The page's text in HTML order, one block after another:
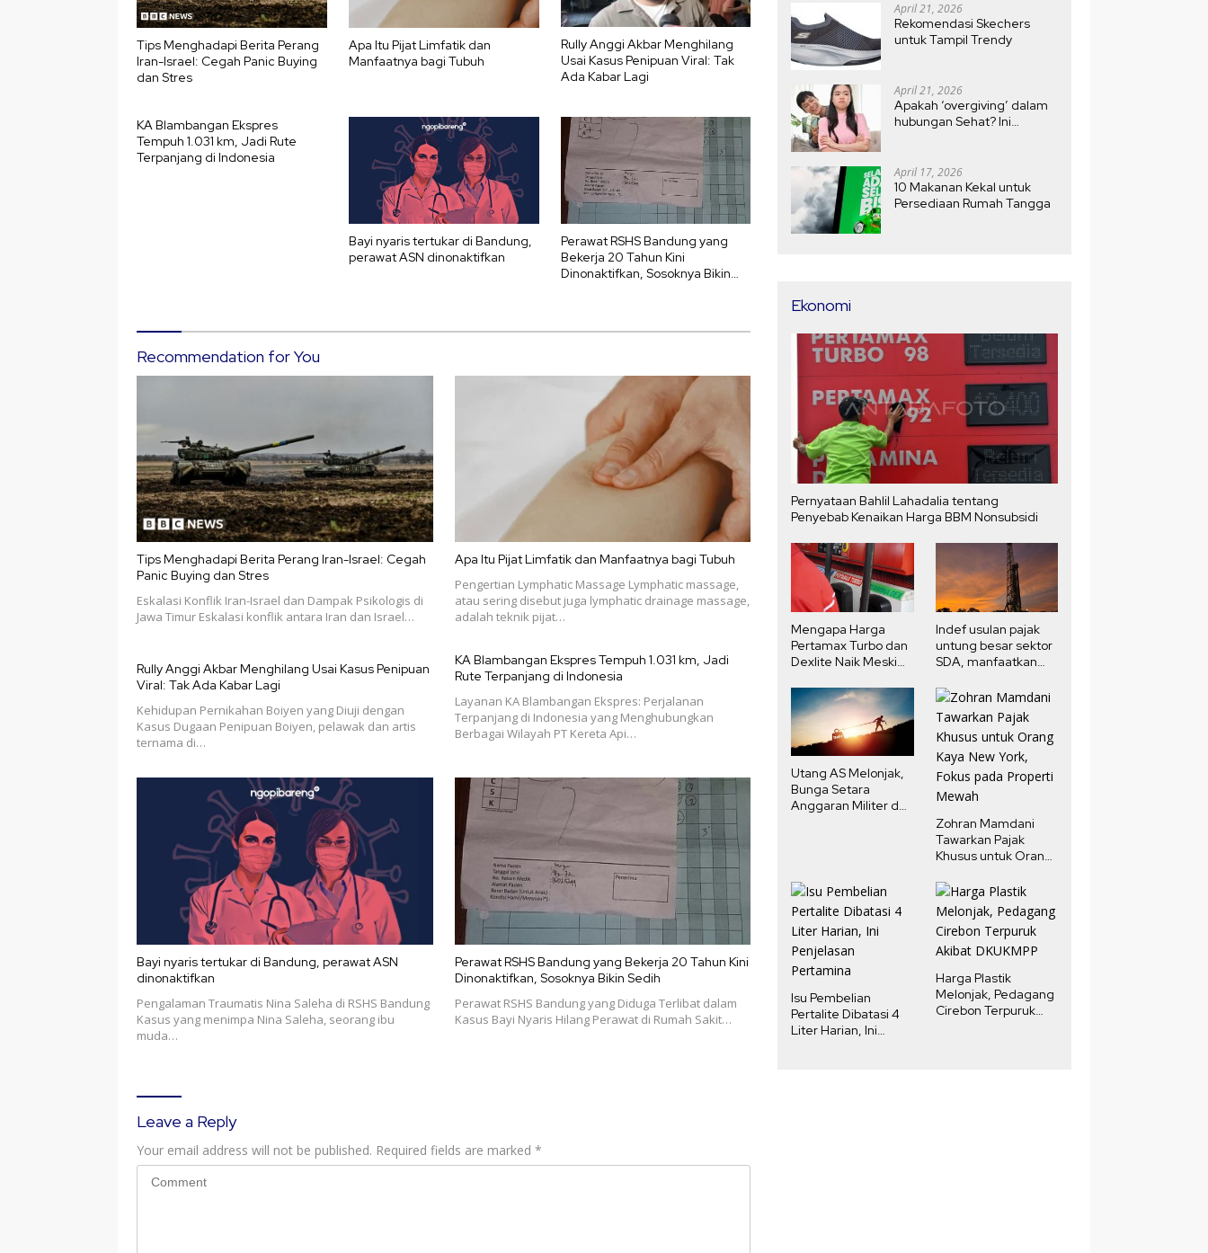
Tips Menghadapi Berita Perang
Iran-Israel: Cegah Panic Buying
dan Stres
Apa Itu Pijat Limfatik dan
Manfaatnya bagi Tubuh
Rully Anggi Akbar Menghilang
Usai Kasus Penipuan Viral: Tak
Ada Kabar Lagi
KA Blambangan Ekspres
Tempuh 1.031 km, Jadi Rute
Terpanjang di Indonesia
Bayi nyaris tertukar di Bandung,
perawat ASN dinonaktifkan
Perawat RSHS Bandung yang
Bekerja 20 Tahun Kini
Dinonaktifkan, Sosoknya Bikin
Recommendation for You
Tips Menghadapi Berita Perang Iran-Israel: Cegah
Panic Buying dan Stres
Eskalasi Konflik Iran-Israel dan Dampak Psikologis di
Jawa Timur Eskalasi konflik antara Iran dan Israel…
Apa Itu Pijat Limfatik dan Manfaatnya bagi Tubuh
Pengertian Lymphatic Massage Lymphatic massage,
atau sering disebut juga lymphatic drainage massage,
adalah teknik pijat…
Rully Anggi Akbar Menghilang Usai Kasus Penipuan
Viral: Tak Ada Kabar Lagi
Kehidupan Pernikahan Boiyen yang Diuji dengan
Kasus Dugaan Penipuan Boiyen, pelawak dan artis
ternama di…
KA Blambangan Ekspres Tempuh 1.031 km, Jadi
Rute Terpanjang di Indonesia
Layanan KA Blambangan Ekspres: Perjalanan
Terpanjang di Indonesia yang Menghubungkan
Berbagai Wilayah PT Kereta Api…
Bayi nyaris tertukar di Bandung, perawat ASN
dinonaktifkan
Pengalaman Traumatis Nina Saleha di RSHS Bandung
Kasus yang menimpa Nina Saleha, seorang ibu
muda…
Perawat RSHS Bandung yang Bekerja 20 Tahun Kini
Dinonaktifkan, Sosoknya Bikin Sedih
Perawat RSHS Bandung yang Diduga Terlibat dalam
Kasus Bayi Nyaris Hilang Perawat di Rumah Sakit…
Leave a Reply
Your email address will not be published. Required fields are marked *
April 21, 2026
Rekomendasi Skechers
untuk Tampil Trendy
April 21, 2026
Apakah ‘overgiving’ dalam
hubungan Sehat? Ini
April 17, 2026
10 Makanan Kekal untuk
Persediaan Rumah Tangga
Ekonomi
Pernyataan Bahlil Lahadalia tentang
Penyebab Kenaikan Harga BBM Nonsubsidi
Mengapa Harga
Pertamax Turbo dan
Dexlite Naik Meski
Turun?
Indef usulan pajak
untung besar sektor
SDA, manfaatkan
negara
Utang AS Melonjak,
Bunga Setara
Anggaran Militer dan
Zohran Mamdani
Tawarkan Pajak
Khusus untuk Orang
Fokus pada Properti
Mewah
Isu Pembelian
Pertalite Dibatasi 4
Liter Harian, Ini
Harga Plastik
Melonjak, Pedagang
Cirebon Terpuruk